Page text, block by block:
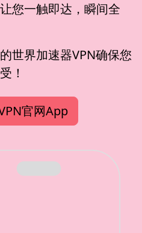
您一触即达，瞬间全
世界加速器VPN确保您
！
官网App